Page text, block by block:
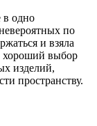
в одно
по
и взяла
хороший выбор
изделий,
пространству.